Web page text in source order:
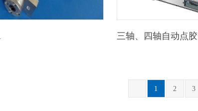
三轴、四轴自动点胶
1 2 3